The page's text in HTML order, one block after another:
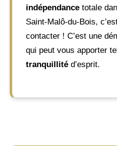
indépendance totale
Saint-Malô-du-Bois,
contacter ! C’est une
qui peut vous apporter
tranquillité d’esprit.